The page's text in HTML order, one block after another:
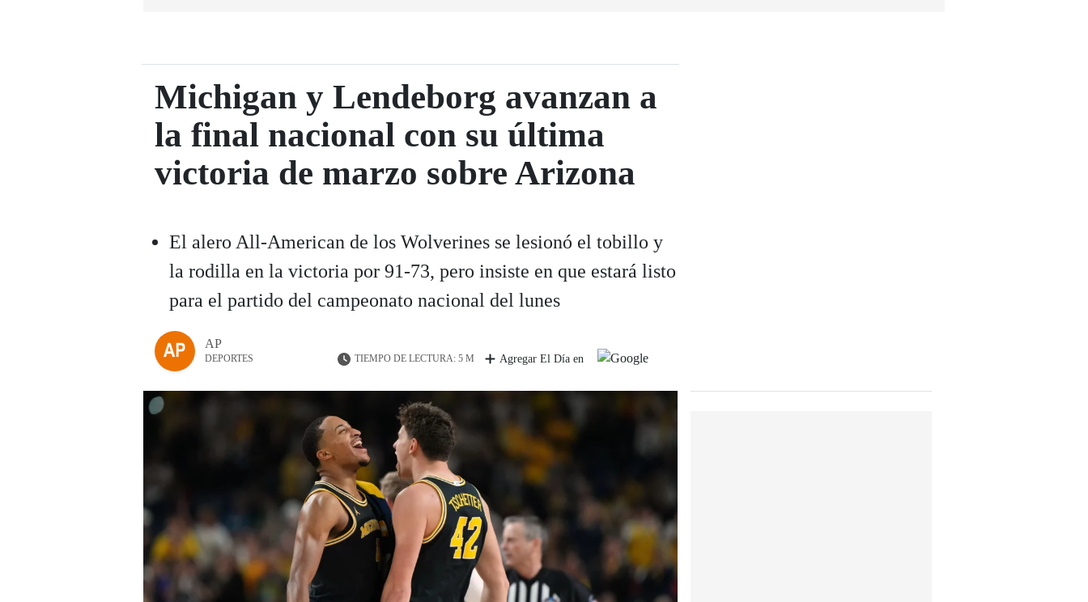
Michigan y Lendeborg avanzan a
la final nacional con su última
victoria de marzo sobre Arizona
El alero All-American de los Wolverines se lesionó el tobillo y
la rodilla en la victoria por 91-73, pero insiste en que estará listo
para el partido del campeonato nacional del lunes
AP
DEPORTES TIEMPO DE LECTURA: 5 M Agregar El Día en